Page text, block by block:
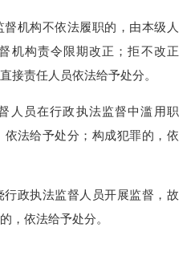
机构不依法履职的，由本级人
机构责令限期改正；拒不改正
接责任人员依法给予处分。
人员在行政执法监督中滥用职
法给予处分；构成犯罪的，依
政执法监督人员开展监督，故
，依法给予处分。